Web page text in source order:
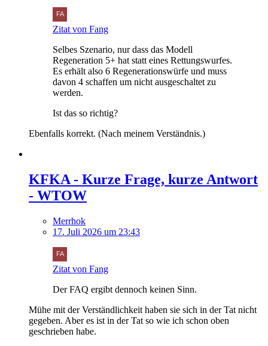
Zitat von Fang
Selbes Szenario, nur dass das Modell
Regeneration 5+ hat statt eines Rettungswurfes.
Es erhält also 6 Regenerationswürfe und muss
davon 4 schaffen um nicht ausgeschaltet zu
werden.
Ist das so richtig?
Ebenfalls korrekt. (Nach meinem Verständnis.)
KFKA - Kurze Frage, kurze Antwort
- WTOW
Merrhok
17. Juli 2026 um 23:43
Zitat von Fang
Der FAQ ergibt dennoch keinen Sinn.
Mühe mit der Verständlichkeit haben sie sich in der Tat nicht
gegeben. Aber es ist in der Tat so wie ich schon oben
geschrieben habe.